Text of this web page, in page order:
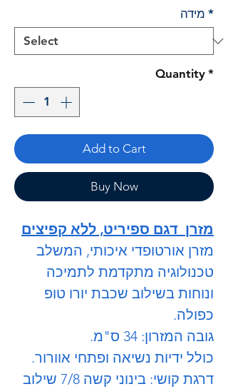
מידה *
Quantity *
Add to Cart
Buy Now
מזרן דגם ספיריט, ללא קפיצים
מזרן אורטופדי איכותי, המשלב
טכנולוגיה מתקדמת לתמיכה
ונוחות בשילוב שכבת יורו טופ
כפולה.
גובה המזרון: 34 ס"מ.
כולל ידיות נשיאה ופתחי אוורור.
דרגת קושי: בינוני קשה 7/8 שילוב